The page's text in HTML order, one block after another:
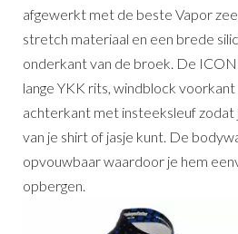
afgewerkt met de beste Vapor
stretch materiaal en een brede
onderkant van de broek. De
lange YKK rits, windblock voorkant
achterkant met insteeksleuf zodat
van je shirt of jasje kunt. De
opvouwbaar waardoor je hem
opbergen.